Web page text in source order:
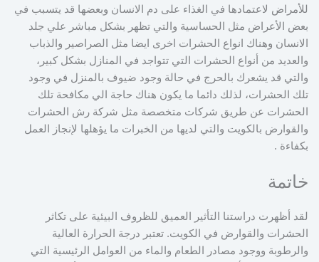
للأمراض لاعتمادها في الغذاء على دم الانسان وبعضها قد يتسبب في
بعض الأعراض مثل الحساسية والتي تظهر بشكل مباشر علي جلد
الانسان وهناك انواع الحشرات اخرى ايضا مثل الصراصير والذباب
والعديد من أنواع الحشرات التي تتواجد في المنازل بشكل كبير،
والتي قد يشعرك بالحرج في حالة وجود ضيوف بالمنزل في وجود
تلك الحشرات، لذلك دائما ما يكون هناك حاجة الي مكافحة تلك
الحشرات عن طريق شركات متخصصة مثل شركة رش الحشرات
والقوارض بالكويت والتي لديها من الخبرات ما يؤهلها لإنجاز العمل
بكفاءة .
خاتمة
لقد أظهرت دراستنا التأثير العميق للظروف البيئية على تكاثر
الحشرات والقوارض في الكويت. تعتبر درجة الحرارة العالية
والرطوبة ووجود مصادر الطعام والماء من العوامل الرئيسية التي